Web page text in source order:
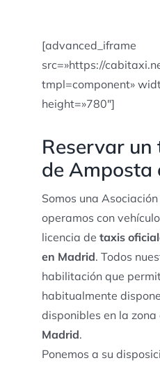
[advanced_iframe
src=»https://
tmpl=component»
height=»780″]
Reservar
de Amposta
Somos una
operamos con
licencia de taxis
en Madrid. Todos
habilitación que
habitualmente
disponibles en la zona
Madrid.
Ponemos a su